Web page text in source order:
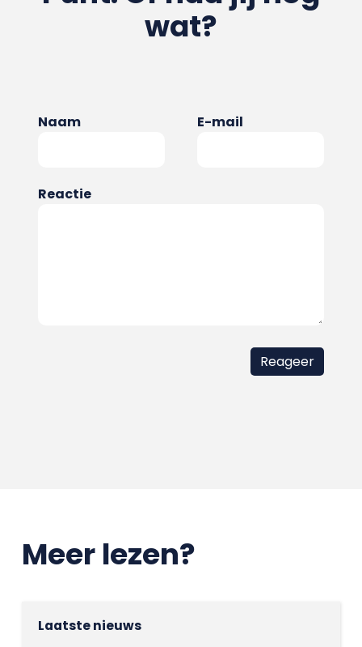
wat?
Naam E-mail
Reactie
Meer lezen?
Laatste nieuws